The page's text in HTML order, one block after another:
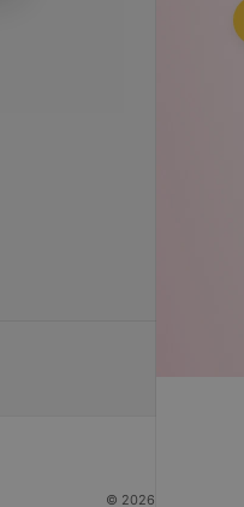
© 2026 ООО «Артокс